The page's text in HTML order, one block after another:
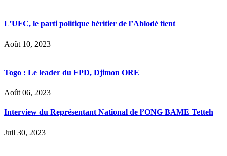
L’UFC, le parti politique héritier de l’Ablodé tient
Août 10, 2023
Togo : Le leader du FPD, Djimon ORE
Août 06, 2023
Interview du Représentant National de l’ONG BAME Tetteh
Juil 30, 2023